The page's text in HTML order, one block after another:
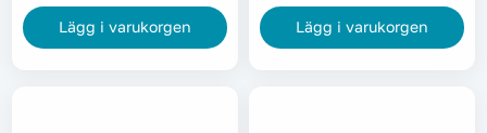
Lägg i varukorgen Lägg i varukorgen